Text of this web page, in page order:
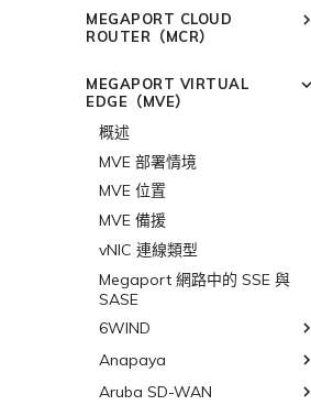
重設密碼
限制與配額
將 Port 新增至 LAG
使用服務金鑰建立連線
設定 Q-in-Q
變更合約 VXC 的速率
關閉 VXC 以進行容錯移轉測試
終止 VXC
Port
MCR
終止 Megaport Internet 連線
Port
3DS Outscale
阿里雲專線接入
AWS Direct Connect
AWS 連線概述
託管 VIF
託管連線
專用連線
AWS 連線備援
AWS 公用連線
AWS 加密選項
AWS 上的 Salesforce
Azure ExpressRoute
ExpressRoute
ExpressRoute Direct
ExpressRoute Metro
Azure 連線備援
Azure 配對區域 - 高可用性
Cisco Webex
Cloudflare
Google Cloud
Google Cloud
Google 連線備援
IBM Cloud Direct Link
Latitude.sh
Oracle Cloud Infrastructure
OVHcloud
概述
3DS Outscale MCR 連線
阿里雲 MCR 連線
AWS Direct Connect
AWS MCR 連線
AWS Transit Gateway 跨
區域路由
Azure MCR 連線
DigitalOcean MCR 連線
Google MCR 連線
IBM Cloud Direct Link MCR
連線
OVHcloud MCR 連線
MVE
概述
Aruba SD-WAN
AWS Direct Connect
AWS MVE 連線
MVE 託管連線
MVE 託管 VIF
Azure MVE 連線
Google MVE 連線
其他 MVE 連線
Aviatrix
AWS Direct Connect
AWS MVE 連線
MVE 託管連線
Azure MVE 連線
Google MVE 連線
其他 MVE 連線
Cisco SD-WAN
AWS MVE 連線
Azure MVE 連線
Google MVE 連線
其他 MVE 連線
Fortinet FortiGate
AWS Direct Connect
MVE 託管 VIF
其他 MVE 連線
Palo Alto Networks
MVE 託管連線
Google MVE 連線
MEGAPORT CLOUD
ROUTER（MCR）
MCR 進階 VLAN 與路由功能
MCR 備援
建立 MCR
建立 MCR VXC
設定 MCR
使用封包過濾
在 MCR 中使用 IPsec
MCR 路由管理
路由過濾
路由通告
路由彙總
MCR Looking Glass（路由診
斷）
MCR 的 NAT 運作原理
MEGAPORT VIRTUAL
EDGE（MVE）
概述
MVE 部署情境
MVE 位置
MVE 備援
vNIC 連線類型
Megaport 網路中的 SSE 與
SASE
6WIND
6WIND 概述
6WIND 授權網路功能
Anapaya
Anapaya 概述
Aruba SD-WAN